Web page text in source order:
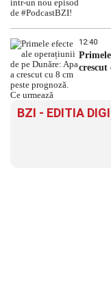
12:40
crescut
BZI - EDITIA